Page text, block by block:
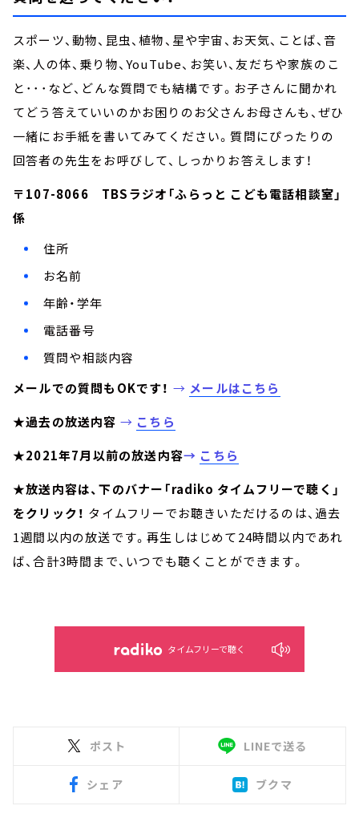
スポーツ、動物、昆虫、植物、星や宇宙、お天気、ことば、音
楽、人の体、乗り物、YouTube、お笑い、友だちや家族のこ
と･･･など、どんな質問でも結構です。お子さんに聞かれ
てどう答えていいのかお困りのお父さんお母さんも、ぜひ
一緒にお手紙を書いてみてください。質問にぴったりの
回答者の先生をお呼びして、しっかりお答えします！
〒107-8066 TBSラジオ「ふらっと こども電話相談室」
係
住所
お名前
年齢・学年
電話番号
質問や相談内容
メールでの質問もOKです！ → メールはこちら
★過去の放送内容 → こちら
★2021年7月以前の放送内容→ こちら
★放送内容は、下のバナー「radiko タイムフリーで聴く」
をクリック！ タイムフリーでお聴きいただけるのは、過去
1週間以内の放送です。再生しはじめて24時間以内であれ
ば、合計3時間まで、いつでも聴くことができます。
タイムフリーで聴く
ポスト LINEで送る
シェア ブクマ